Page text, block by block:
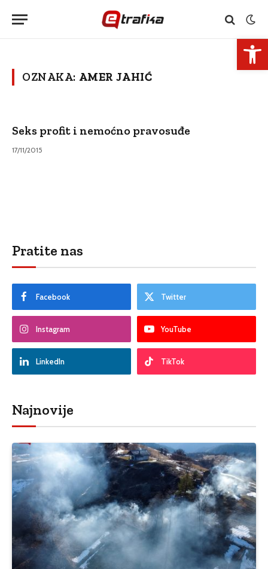
OZNAKA: AMER JAHIĆ
Seks profit i nemoćno pravosuđe
17/11/2015
Pratite nas
Facebook Twitter
Instagram YouTube
LinkedIn TikTok
Najnovije